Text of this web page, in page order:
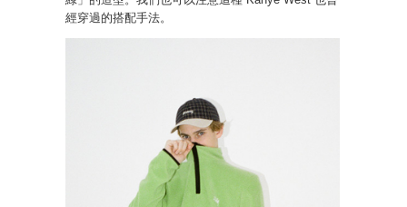
經穿過的搭配手法。